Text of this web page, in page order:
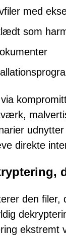
med
som
direkte
den
ekstremt